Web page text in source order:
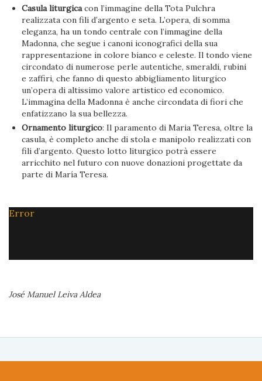
Casula liturgicacon l’immagine della Tota Pulchra
realizzata con fili d’argento e seta. L’opera, di somma
eleganza, ha un tondo centrale con l’immagine della
Madonna, che segue i canoni iconografici della sua
rappresentazione in colore bianco e celeste. Il tondo viene
circondato di numerose perle autentiche, smeraldi, rubini
e zaffiri, che fanno di questo abbigliamento liturgico
un’opera di altissimo valore artistico ed economico.
L’immagina della Madonna è anche circondata di fiori che
enfatizzano la sua bellezza.
Ornamento liturgico: Il paramento di Maria Teresa, oltre la
casula, è completo anche di stola e manipolo realizzati con
fili d’argento. Questo lotto liturgico potrà essere
arricchito nel futuro con nuove donazioni progettate da
parte di María Teresa.
Error
José Manuel Leiva Aldea